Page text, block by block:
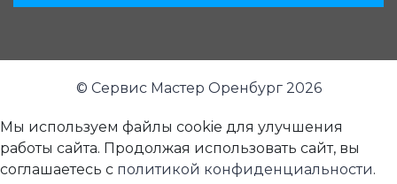
© Сервис Мастер Оренбург 2026
Мы используем файлы cookie для улучшения
работы сайта. Продолжая использовать сайт, вы
соглашаетесь с политикой конфиденциальности.